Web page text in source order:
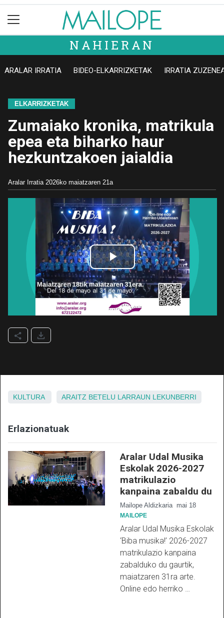
NAHIERAN
ARALAR IRRATIA BIDEO-ELKARRIZKETAK IRRATIA
ELKARRIZKETAK
Zumaiako kronika, matrikula
epea eta biharko haur
hezkuntzakoen jaialdia
Aralar Irratia 2026ko maiatzaren 21a
KULTURA ARAITZ BETELU LARRAUN LEKUNBERRI
Erlazionatuak
Aralar Udal Musika
Eskolak 2026-2027
matrikulazio
kanpaina zabaldu du
Mailope Aldizkaria mai 18
MAILOPE
Aralar Udal Musika Eskolak
‘Biba musika!’ 2026-2027
matrikulazio kanpaina
zabalduko du gaurtik,
maiatzaren 31ra arte.
Online edo herriko …